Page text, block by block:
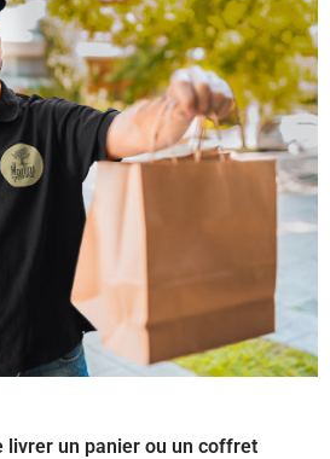
livrer un panier ou un coffret